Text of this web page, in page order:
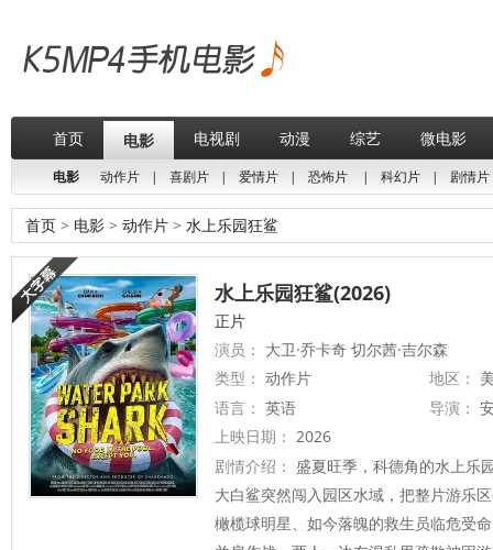
首页 电影 电视剧 动漫 综艺 微电影
电影 动作片 | 喜剧片 | 爱情片 | 恐怖片 | 科幻片 | 剧情片
首页 > 电影 > 动作片 > 水上乐园狂鲨
水上乐园狂鲨(2026)
正片
演员： 大卫·乔卡奇 切尔茜·吉尔森
类型： 动作片 地区：
语言： 英语 导演：
上映日期： 2026
剧情介绍： 盛夏旺季，科德角的水上乐
大白鲨突然闯入园区水域，把整片游乐
橄榄球明星、如今落魄的救生员临危受